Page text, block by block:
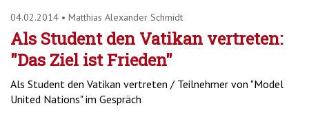
04.02.2014 • Matthias Alexander Schmidt
Als Student den Vatikan vertreten:
"Das Ziel ist Frieden"
Als Student den Vatikan vertreten / Teilnehmer von "Model
United Nations" im Gespräch